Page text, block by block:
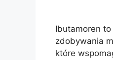
Ibutamoren
zdobywania
które